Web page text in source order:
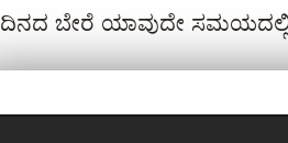
ದಿನದ ಬೇರೆ ಯಾವುದೇ ಸಮಯದಲ್ಲಿ